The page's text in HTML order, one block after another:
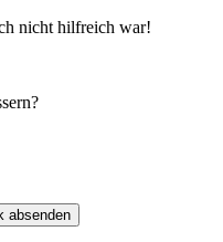
nicht hilfreich war!
absenden